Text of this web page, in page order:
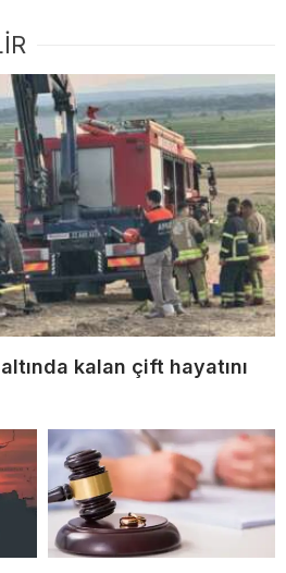
kalan çift hayatını